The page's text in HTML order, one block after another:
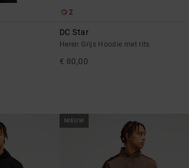
2
DC Star
Heren Grijs Hoodie met rits
€ 80,00
NIEUW